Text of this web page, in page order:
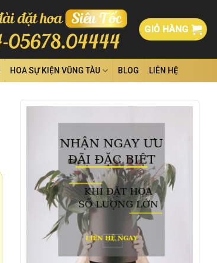
GIỎ HÀNG
HOA SỰ KIỆN VŨNG TÀU BLOG LIÊN HỆ